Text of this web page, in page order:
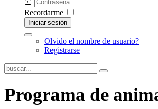
Recordarme
Iniciar sesión
Olvido el nombre de usuario?
Registrarse
Programa de